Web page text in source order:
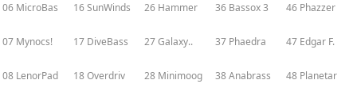
06 MicroBas 16 SunWinds 26 Hammer 36 Bassox 3 46 Phazzer
07 Mynocs! 17 DiveBass 27 Galaxy.. 37 Phaedra 47 Edgar F.
08 LenorPad 18 Overdriv 28 Minimoog 38 Anabrass 48 Planetar